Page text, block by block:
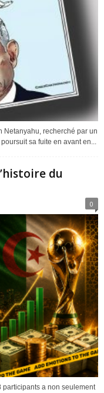
Netanyahu, recherché par un
sa fuite en avant en...
du
0
participants a non seulement